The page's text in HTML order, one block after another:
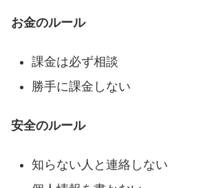
お金のルール
課金は必ず相談
勝手に課金しない
安全のルール
知らない人と連絡しない